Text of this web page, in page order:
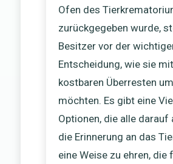
Ofen des
zurückgegeben wurde,
Besitzer vor der
Entscheidung, wie sie
kostbaren Überresten
möchten. Es gibt eine
Optionen, die alle darauf
die Erinnerung an das
eine Weise zu ehren, die